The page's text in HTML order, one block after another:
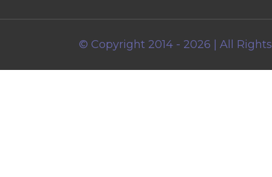
© Copyright 2014 - 2026 | All